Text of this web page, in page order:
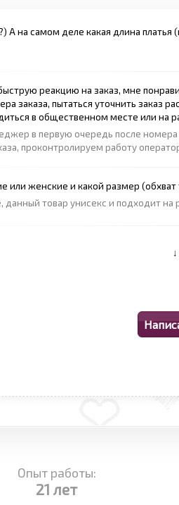
А на самом деле какая длина платья
реакцию на заказ, мне
заказа, пытаться уточнить заказ
в общественном месте или на
в первую очередь после
проконтролируем работу
или женские и какой размер (обхват
данный товар унисекс и подходит на
↓
Опыт работы:
21 лет